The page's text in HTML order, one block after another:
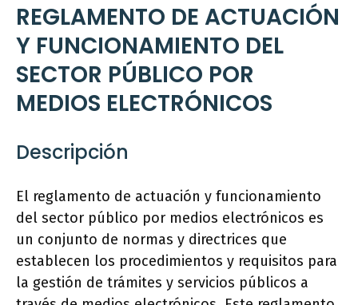
REGLAMENTO DE ACTUACIÓN
Y FUNCIONAMIENTO DEL
SECTOR PÚBLICO POR
MEDIOS ELECTRÓNICOS
Descripción
El reglamento de actuación y funcionamiento
del sector público por medios electrónicos es
un conjunto de normas y directrices que
establecen los procedimientos y requisitos para
la gestión de trámites y servicios públicos a